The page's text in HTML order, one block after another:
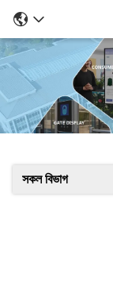
সকল বিভাগ